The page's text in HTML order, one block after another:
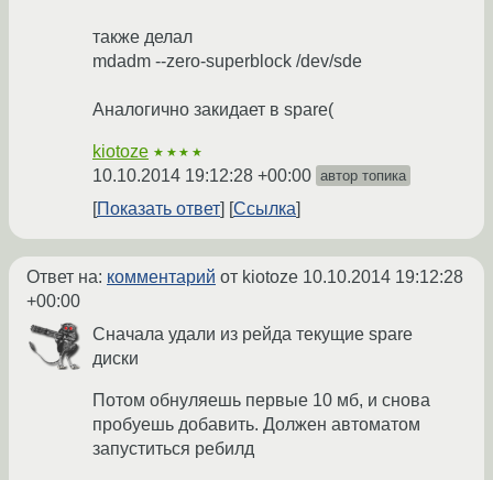
также делал
mdadm --zero-superblock /dev/sde
Аналогично закидает в spare(
kiotoze ★★★★
10.10.2014 19:12:28 +00:00 автор топика
Показать ответ Ссылка
Ответ на: комментарий от kiotoze 10.10.2014 19:12:28
+00:00
Сначала удали из рейда текущие spare
диски
Потом обнуляешь первые 10 мб, и снова
пробуешь добавить. Должен автоматом
запуститься ребилд